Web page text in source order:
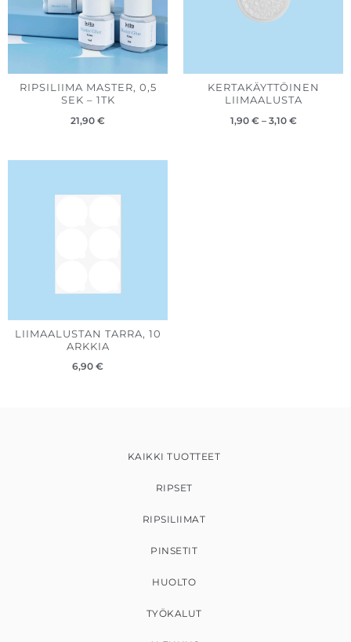
RIPSILIIMA MASTER, 0,5
SEK – 1TK
21,90 €
KERTAKÄYTTÖINEN
LIIMAALUSTA
1,90 € – 3,10 €
LIIMAALUSTAN TARRA, 10
ARKKIA
6,90 €
KAIKKI TUOTTEET
RIPSET
RIPSILIIMAT
PINSETIT
HUOLTO
TYÖKALUT